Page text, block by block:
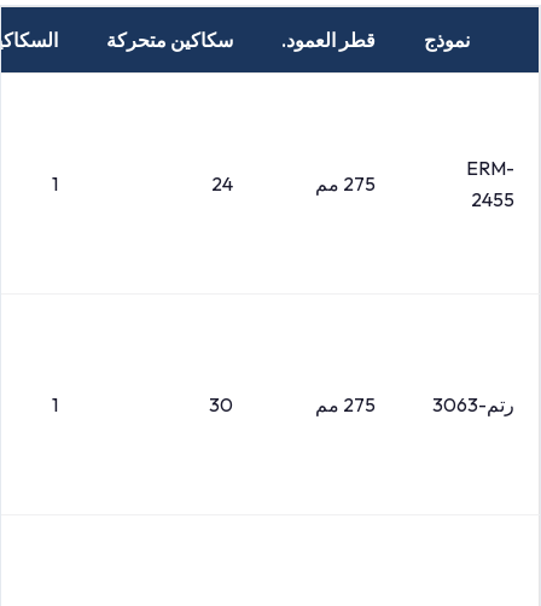
نموذج قطر العمود. سكاكين متحركة
ERM-
2455
275 مم 24
1
رتم-3063 275 مم 30
1